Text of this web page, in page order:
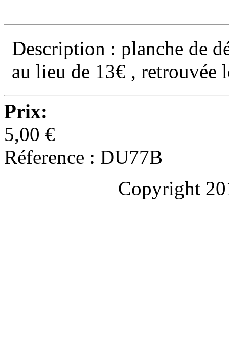
Description : planche de
au lieu de 13€ , retrouvée
Prix:
5,00 €
Réference : DU77B
Copyright